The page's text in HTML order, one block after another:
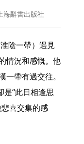
海辭書出版社
情況和感慨。他
帶有過交往。
是“此日相逢思
喜交集的感